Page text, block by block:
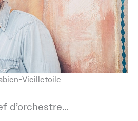
Vieilletoile
d’orchestre…